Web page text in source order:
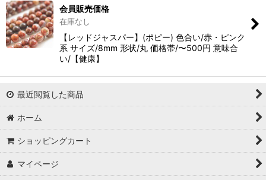
会員販売価格
在庫なし
【レッドジャスパー】(ポピー) 色合い/赤・ピンク
系 サイズ/8mm 形状/丸 価格帯/〜500円 意味合
い/【健康】
最近閲覧した商品
ホーム
ショッピングカート
マイページ